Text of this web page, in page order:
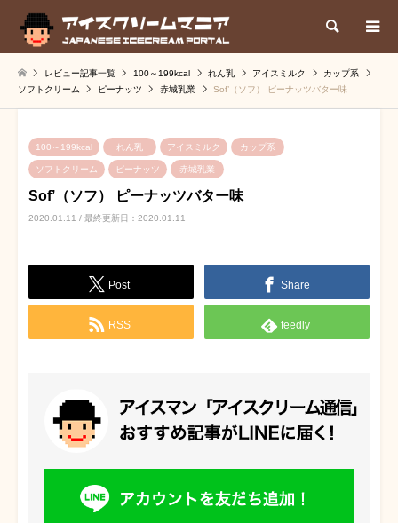
検索
レビュー記事一覧 100～199kcal れん乳 アイスミルク
カップ系
ソフトクリーム
ピーナッツ 赤城乳業 Sof’（ソフ） ピーナッツバター味
100～199kcal れん乳 アイスミルク カップ系
ソフトクリーム ピーナッツ 赤城乳業
Sof’（ソフ） ピーナッツバター味
2020.01.11 / 最終更新日：2020.01.11
Post Share
RSS feedly